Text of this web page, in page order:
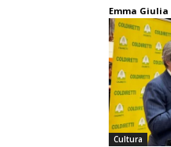
Emma
Cultura